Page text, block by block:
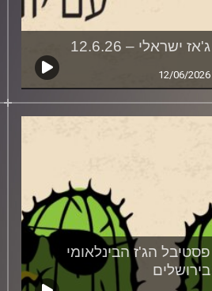
ג'אז ישראלי – 12.6.26
12/06/2026
פסטיבל הג'ז הבינלאומי
בירושלים